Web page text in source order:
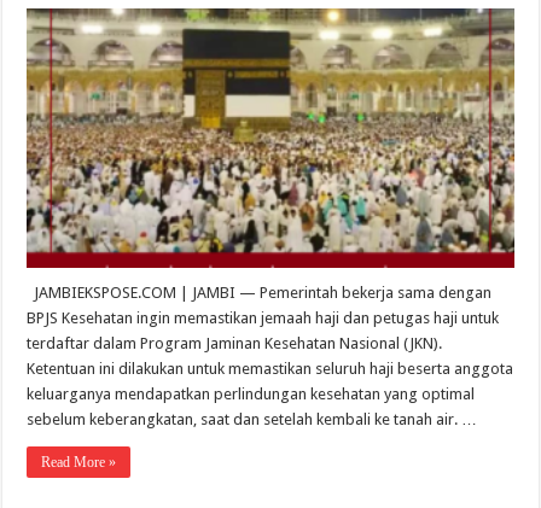
JAMBIEKSPOSE.COM | JAMBI — Pemerintah bekerja sama dengan
BPJS Kesehatan ingin memastikan jemaah haji dan petugas haji untuk
terdaftar dalam Program Jaminan Kesehatan Nasional (JKN).
Ketentuan ini dilakukan untuk memastikan seluruh haji beserta anggota
keluarganya mendapatkan perlindungan kesehatan yang optimal
sebelum keberangkatan, saat dan setelah kembali ke tanah air. …
Read More »